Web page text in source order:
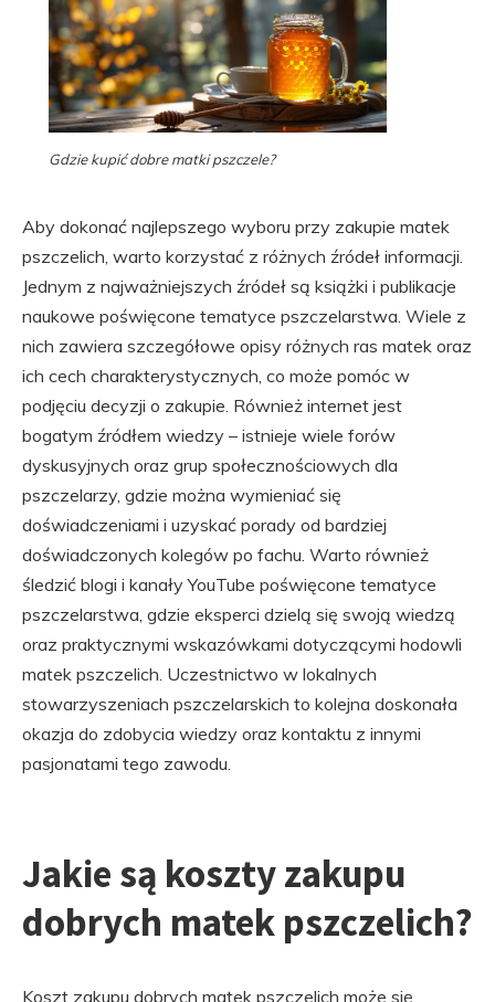
Gdzie kupić dobre matki pszczele?
Aby dokonać najlepszego wyboru przy zakupie matek
pszczelich, warto korzystać z różnych źródeł informacji.
Jednym z najważniejszych źródeł są książki i publikacje
naukowe poświęcone tematyce pszczelarstwa. Wiele z
nich zawiera szczegółowe opisy różnych ras matek oraz
ich cech charakterystycznych, co może pomóc w
podjęciu decyzji o zakupie. Również internet jest
bogatym źródłem wiedzy – istnieje wiele forów
dyskusyjnych oraz grup społecznościowych dla
pszczelarzy, gdzie można wymieniać się
doświadczeniami i uzyskać porady od bardziej
doświadczonych kolegów po fachu. Warto również
śledzić blogi i kanały YouTube poświęcone tematyce
pszczelarstwa, gdzie eksperci dzielą się swoją wiedzą
oraz praktycznymi wskazówkami dotyczącymi hodowli
matek pszczelich. Uczestnictwo w lokalnych
stowarzyszeniach pszczelarskich to kolejna doskonała
okazja do zdobycia wiedzy oraz kontaktu z innymi
pasjonatami tego zawodu.
Jakie są koszty zakupu
dobrych matek pszczelich?
Koszt zakupu dobrych matek pszczelich może się